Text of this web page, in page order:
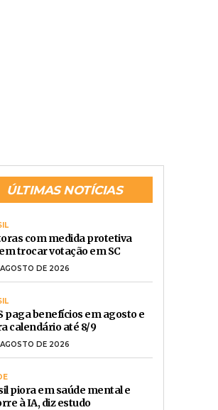
ÚLTIMAS NOTÍCIAS
com medida protetiva
trocar votação em SC
DE 2026
paga benefícios em agosto e
calendário até 8/9
DE 2026
piora em saúde mental e
à IA, diz estudo